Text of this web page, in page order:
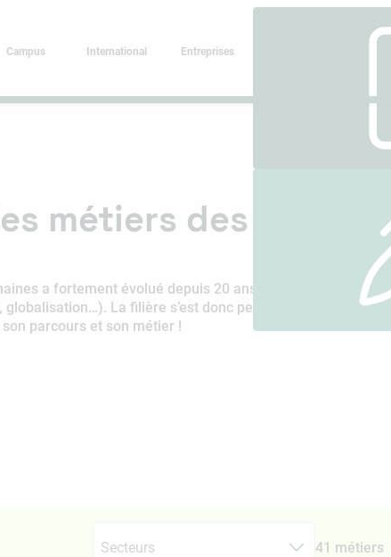
Campus International Entreprises
métiers des
a fortement évolué depuis 20 ans (informatisation,
globalisation…). La filière s’est donc peu à peu déclinée
parcours et son métier !
Secteurs 41 métiers